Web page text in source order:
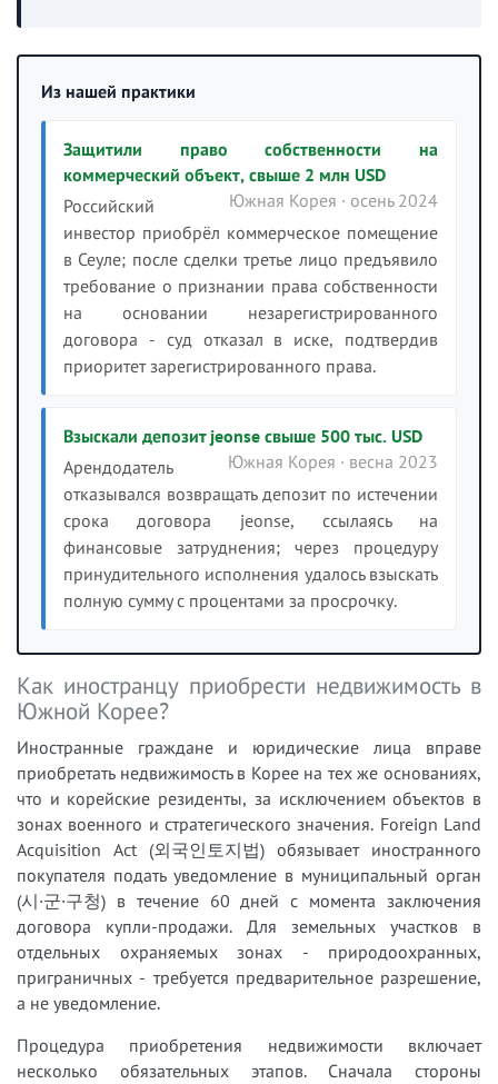
Из нашей практики
Защитили право собственности на
коммерческий объект, свыше 2 млн USD
Южная Корея · осень 2024
Российский
инвестор приобрёл коммерческое помещение
в Сеуле; после сделки третье лицо предъявило
требование о признании права собственности
на основании незарегистрированного
договора - суд отказал в иске, подтвердив
приоритет зарегистрированного права.
Взыскали депозит jeonse свыше 500 тыс. USD
Южная Корея · весна 2023
Арендодатель
отказывался возвращать депозит по истечении
срока договора jeonse, ссылаясь на
финансовые затруднения; через процедуру
принудительного исполнения удалось взыскать
полную сумму с процентами за просрочку.
Как иностранцу приобрести недвижимость в
Южной Корее?
Иностранные граждане и юридические лица вправе
приобретать недвижимость в Корее на тех же основаниях,
что и корейские резиденты, за исключением объектов в
зонах военного и стратегического значения. Foreign Land
Acquisition Act (외국인토지법) обязывает иностранного
покупателя подать уведомление в муниципальный орган
(시·군·구청) в течение 60 дней с момента заключения
договора купли-продажи. Для земельных участков в
отдельных охраняемых зонах - природоохранных,
приграничных - требуется предварительное разрешение,
а не уведомление.
Процедура приобретения недвижимости включает
несколько обязательных этапов. Сначала стороны